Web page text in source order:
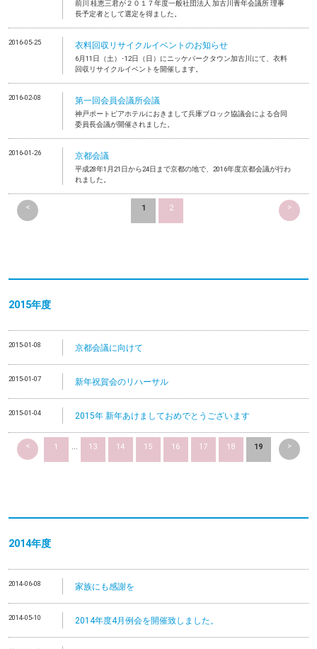
前川 桂恵三君が２０１７年度一般社団法人 加古川青年会議所 理事
長予定者として選定を得ました。
2016-05-25 衣料回収リサイクルイベントのお知らせ
6月11日（土）･12日（日）にニッケパークタウン加古川にて、衣料
回収リサイクルイベントを開催します。
2016-02-08 第一回会員会議所会議
神戸ポートピアホテルにおきまして兵庫ブロック協議会による合同
委員長会議が開催されました。
2016-01-26 京都会議
平成28年1月21日から24日まで京都の地で、2016年度京都会議が行わ
れました。
< 1 2 >
2015年度
2015-01-08 京都会議に向けて
2015-01-07 新年祝賀会のリハーサル
2015-01-04 2015年 新年あけましておめでとうございます
< 1 ... 13 14 15 16 17 18 19 >
2014年度
2014-06-08 家族にも感謝を
2014-05-10 2014年度4月例会を開催致しました。